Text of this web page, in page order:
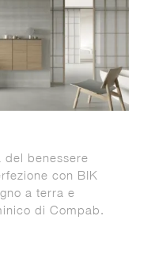
del benessere
con BIK
a terra e
di Compab.